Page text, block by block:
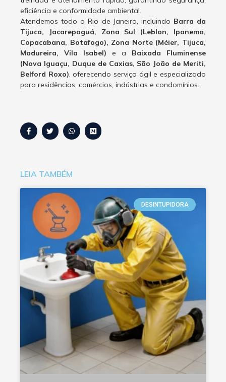
eficiência e conformidade ambiental.
Atendemos todo o Rio de Janeiro, incluindo Barra da
Tijuca, Jacarepaguá, Zona Sul (Leblon, Ipanema,
Copacabana, Botafogo), Zona Norte (Méier, Tijuca,
Madureira, Vila Isabel) e a Baixada Fluminense
(Nova Iguaçu, Duque de Caxias, São João de Meriti,
Belford Roxo), oferecendo serviço ágil e especializado
para residências, comércios, indústrias e condomínios.
LEIA TAMBÉM
DESINTUPIDORA